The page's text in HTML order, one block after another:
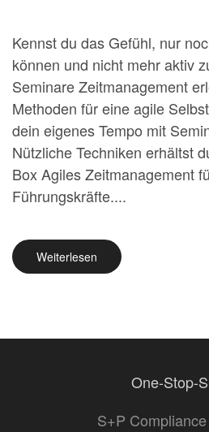
Kennst du das Gefühl, nur
können und nicht mehr aktiv
Seminare Zeitmanagement
Methoden für eine agile
dein eigenes Tempo mit
Nützliche Techniken erhältst
Box Agiles Zeitmanagement
Führungskräfte....
Weiterlesen
One-Stop-
S+P